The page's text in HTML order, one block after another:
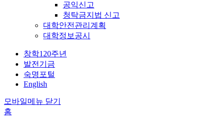
공익신고
청탁금지법 신고
대학안전관리계획
대학정보공시
창학120주년
발전기금
숙명포털
English
모바일메뉴 닫기
홈